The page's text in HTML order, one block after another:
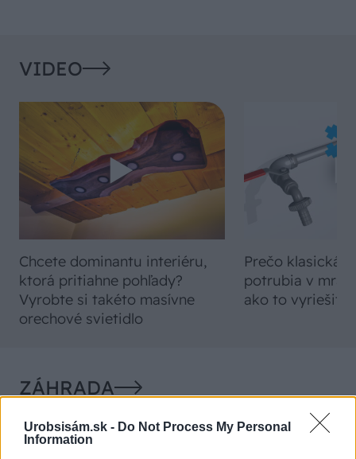
Urobsisám.sk - Do Not Process My Personal
Information
VIDEO
Chcete dominantu interiéru,
ktorá pritiahne pohľady?
Vyrobte si takéto masívne
orechové svietidlo
Prečo klasická
potrubia v
ako to vyriešiť
ZÁHRADA